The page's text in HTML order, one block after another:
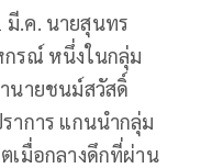
มี.ค. นายสุนทร
กรณ์ หนึ่งในกลุ่ม
นายชนม์สวัสดิ์
าการ แกนนำกลุ่ม
เมื่อกลางดึกที่ผ่าน